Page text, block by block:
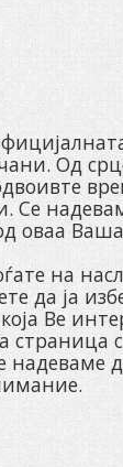
Од
Се
оваа
на
да ја
Ве
страница